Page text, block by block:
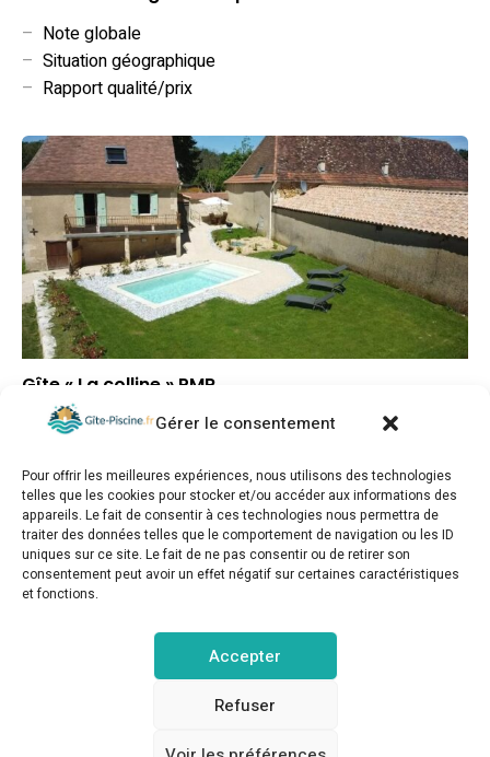
Gérer le consentement
Pour offrir les meilleures expériences, nous utilisons des technologies
telles que les cookies pour stocker et/ou accéder aux informations des
appareils. Le fait de consentir à ces technologies nous permettra de
traiter des données telles que le comportement de navigation ou les ID
uniques sur ce site. Le fait de ne pas consentir ou de retirer son
consentement peut avoir un effet négatif sur certaines caractéristiques
et fonctions.
Accepter
Refuser
– Note globale
– Situation géographique
– Rapport qualité/prix
Gîte « La colline » PMR
Note globale
▲Rapport qualité/prix
gite-piscine.fr © Copyright 2025. Tous droits réservés.
POLITIQUE DE CONFIDENTIALITÉ